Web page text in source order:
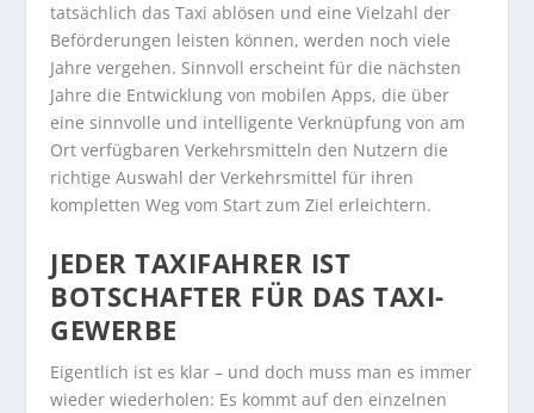
tatsächlich das Taxi ablösen und eine Vielzahl der
Beförderungen leisten können, werden noch viele
Jahre vergehen. Sinnvoll erscheint für die nächsten
Jahre die Entwicklung von mobilen Apps, die über
eine sinnvolle und intelligente Verknüpfung von am
Ort verfügbaren Verkehrsmitteln den Nutzern die
richtige Auswahl der Verkehrsmittel für ihren
kompletten Weg vom Start zum Ziel erleichtern.
JEDER TAXIFAHRER IST
BOTSCHAFTER FÜR DAS TAXI-
GEWERBE
Eigentlich ist es klar – und doch muss man es immer
wieder wiederholen: Es kommt auf den einzelnen